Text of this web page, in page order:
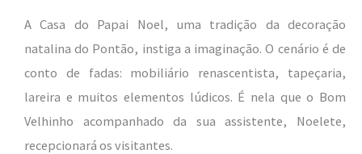
A Casa do Papai Noel, uma tradição da decoração
natalina do Pontão, instiga a imaginação. O cenário é de
conto de fadas: mobiliário renascentista, tapeçaria,
lareira e muitos elementos lúdicos. É nela que o Bom
Velhinho acompanhado da sua assistente, Noelete,
recepcionará os visitantes.